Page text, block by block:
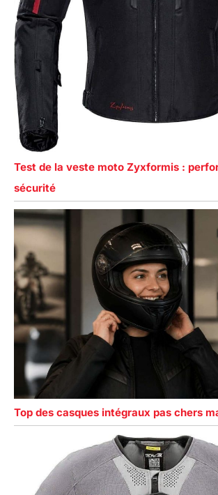
Test de la veste moto Zyxformis :
sécurité
Top des casques intégraux pas chers